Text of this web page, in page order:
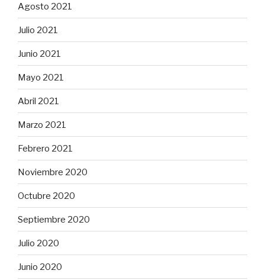
Agosto 2021
Julio 2021
Junio 2021
Mayo 2021
Abril 2021
Marzo 2021
Febrero 2021
Noviembre 2020
Octubre 2020
Septiembre 2020
Julio 2020
Junio 2020